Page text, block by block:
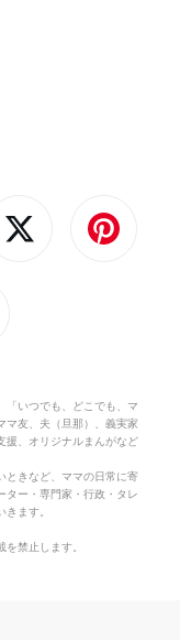
「いつでも、どこでも、マ
マ友、夫（旦那）、義実家
援、オリジナルまんがなど
ときなど、ママの日常に寄
ター・専門家・行政・タレ
ます。
禁止します。